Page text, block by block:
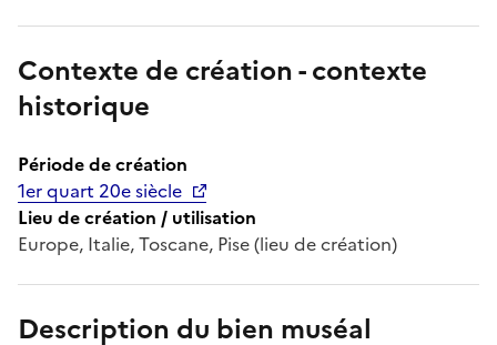
Contexte de création - contexte
historique
Période de création
1er quart 20e siècle
Lieu de création / utilisation
Europe, Italie, Toscane, Pise (lieu de création)
Description du bien muséal